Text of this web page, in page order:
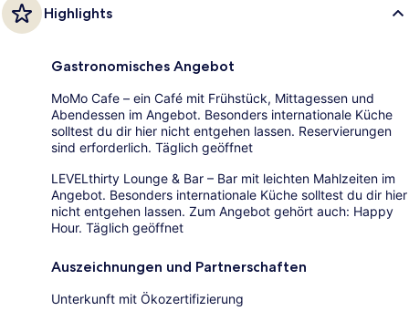
Highlights
Gastronomisches Angebot
MoMo Cafe – ein Café mit Frühstück, Mittagessen und
Abendessen im Angebot. Besonders internationale Küche
solltest du dir hier nicht entgehen lassen. Reservierungen
sind erforderlich. Täglich geöffnet
LEVELthirty Lounge & Bar – Bar mit leichten Mahlzeiten im
Angebot. Besonders internationale Küche solltest du dir hier
nicht entgehen lassen. Zum Angebot gehört auch: Happy
Hour. Täglich geöffnet
Auszeichnungen und Partnerschaften
Unterkunft mit Ökozertifizierung